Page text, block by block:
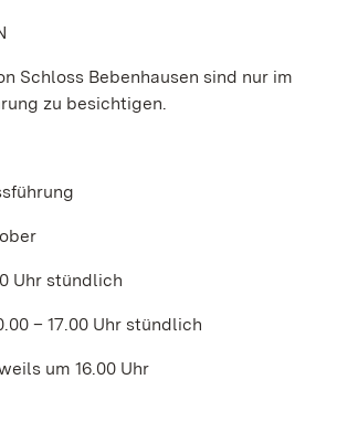
Schloss Bebenhausen sind nur im
zu besichtigen.
Uhr stündlich
– 17.00 Uhr stündlich
um 16.00 Uhr